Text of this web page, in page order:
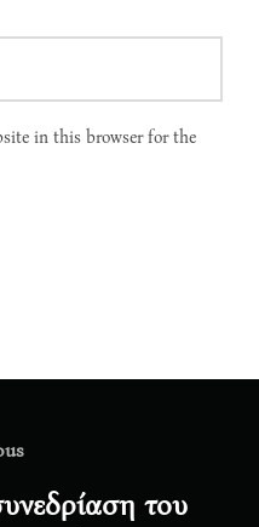
in this browser for the
του